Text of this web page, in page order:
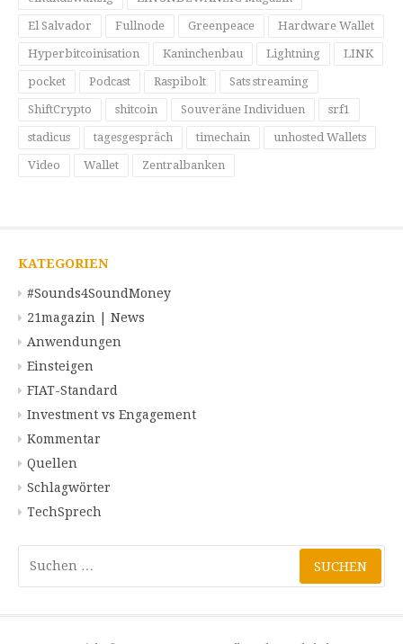
El Salvador Fullnode Greenpeace Hardware Wallet
Hyperbitcoinisation Kaninchenbau Lightning LINK
pocket Podcast Raspibolt Sats streaming
ShiftCrypto shitcoin Souveräne Individuen srf1
stadicus tagesgespräch timechain unhosted Wallets
Video Wallet Zentralbanken
KATEGORIEN
#Sounds4SoundMoney
21magazin | News
Anwendungen
Einsteigen
FIAT-Standard
Investment vs Engagement
Kommentar
Quellen
Schlagwörter
TechSprech
nach: